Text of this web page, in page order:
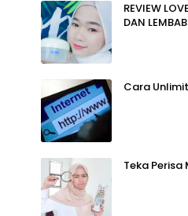
REVIEW
DAN LEMBAB
Cara
Teka Perisa